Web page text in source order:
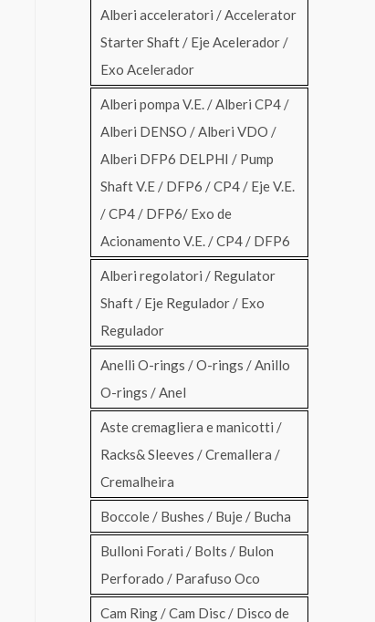
Alberi acceleratori / Accelerator
Starter Shaft / Eje Acelerador /
Exo Acelerador
Alberi pompa V.E. / Alberi CP4 /
Alberi DENSO / Alberi VDO /
Alberi DFP6 DELPHI / Pump
Shaft V.E / DFP6 / CP4 / Eje V.E.
/ CP4 / DFP6/ Exo de
Acionamento V.E. / CP4 / DFP6
Alberi regolatori / Regulator
Shaft / Eje Regulador / Exo
Regulador
Anelli O-rings / O-rings / Anillo
O-rings / Anel
Aste cremagliera e manicotti /
Racks& Sleeves / Cremallera /
Cremalheira
Boccole / Bushes / Buje / Bucha
Bulloni Forati / Bolts / Bulon
Perforado / Parafuso Oco
Cam Ring / Cam Disc / Disco de